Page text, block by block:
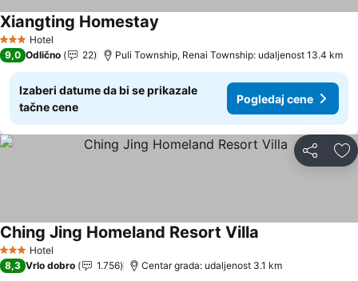
3 Zvezdice
Hotel
Xiangting Homestay
9,0 Odlično 22 Puli Township, Renai Township: udaljenost 13.4 km
Izaberi datume da bi se prikazale
tačne cene
Pogledaj cene
Deli
3 Zvezdice
Hotel
Ching Jing Homeland Resort Villa
8,3 Vrlo dobro 1.756 Centar grada: udaljenost 3.1 km